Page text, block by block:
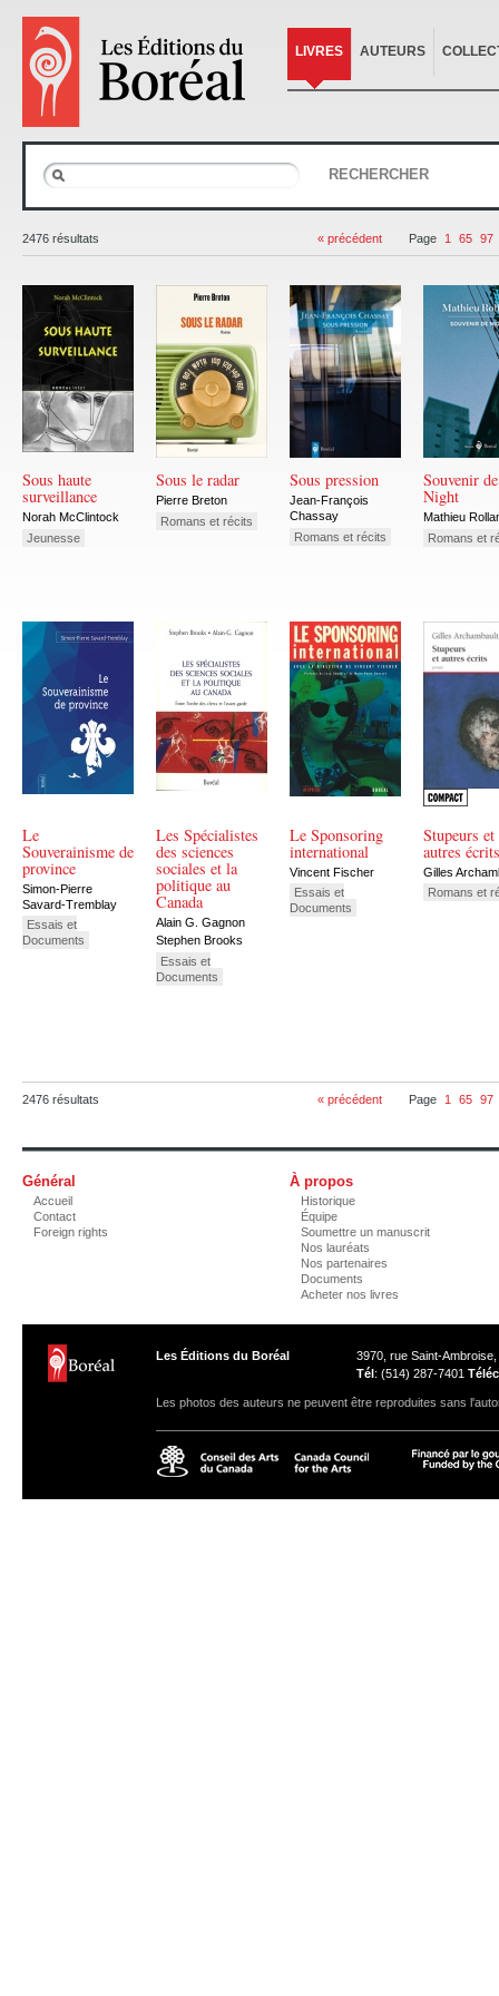
LIVRES AUTEURS
RECHERCHER
2476 résultats « précédent Page 1 65 97
Sous haute
surveillance
Norah McClintock
Jeunesse
Sous le radar
Pierre Breton
Romans et récits
Sous pression
Jean-François
Chassay
Romans et récits
Souvenir de
Night
Mathieu
Romans et
Le
Souverainisme de
province
Simon-Pierre
Savard-Tremblay
Essais et
Documents
Les Spécialistes
des sciences
sociales et la
politique au
Canada
Alain G. Gagnon
Stephen Brooks
Essais et
Documents
Le Sponsoring
international
Vincent Fischer
Essais et
Documents
Stupeurs et
autres écrits
Gilles
Romans et
2476 résultats « précédent Page 1 65 97
Général
Accueil
Contact
Foreign rights
À propos
Historique
Équipe
Soumettre un manuscrit
Nos lauréats
Nos partenaires
Documents
Acheter nos livres
Les Éditions du Boréal
3970, rue Saint-
Tél : (514) 287-7401 Téléc
Les photos des auteurs ne peuvent être reproduites sans